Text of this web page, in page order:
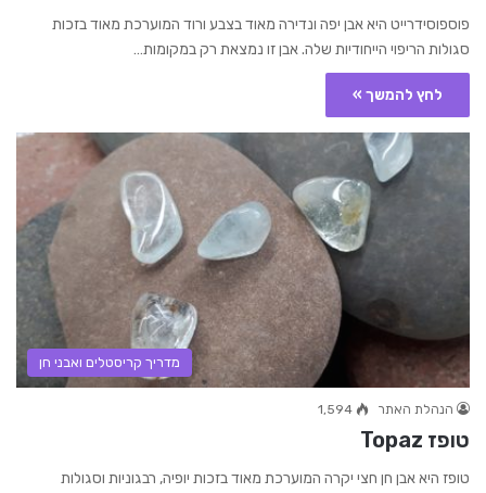
פוספוסידרייט היא אבן יפה ונדירה מאוד בצבע ורוד המוערכת מאוד בזכות
סגולות הריפוי הייחודיות שלה. אבן זו נמצאת רק במקומות…
לחץ להמשך »
מדריך קריסטלים ואבני חן
הנהלת האתר 1,594
טופז Topaz
טופז היא אבן חן חצי יקרה המוערכת מאוד בזכות יופיה, רבגוניות וסגולות